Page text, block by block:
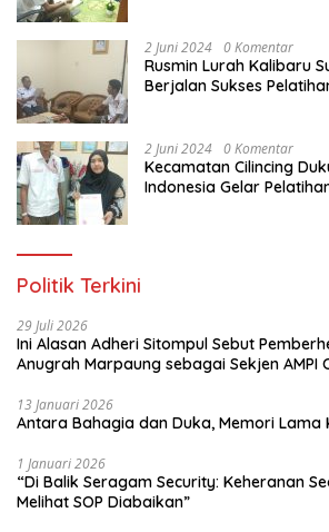
2 Juni 2024 0 Komentar
Rusmin Lurah Kalibaru
Berjalan Sukses
2 Juni 2024 0 Komentar
Kecamatan Cilincing
Indonesia Gelar
Politik Terkini
29 Juli 2026
Ini Alasan Adheri Sitompul Sebut
Anugrah Marpaung sebagai Sekjen AMPI
13 Januari 2026
Antara Bahagia dan Duka, Memori Lama
1 Januari 2026
“Di Balik Seragam Security: Keheranan
Melihat SOP Diabaikan”